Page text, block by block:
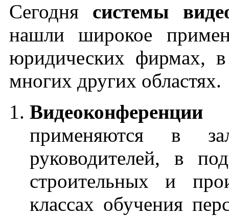
Сегодня системы
нашли широкое
юридических фирмах,
многих других областях.
применяются в
руководителей, в
строительных и
классах обучения